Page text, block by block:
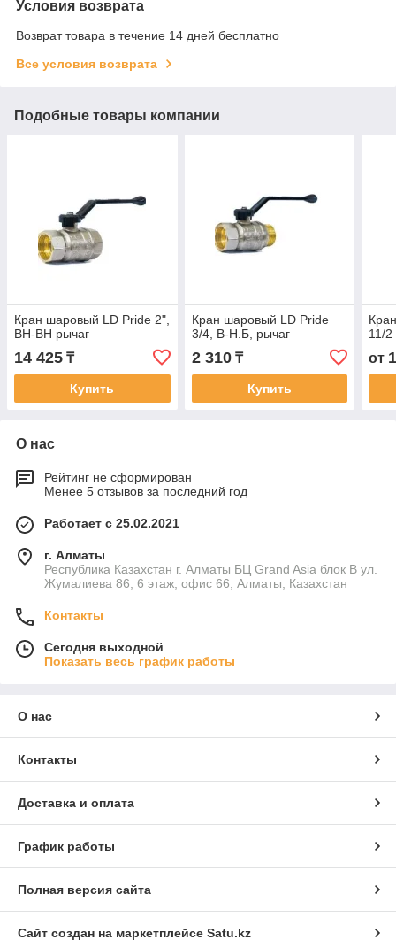
Условия возврата
Возврат товара в течение 14 дней бесплатно
Все условия возврата
Подобные товары компании
Кран шаровый LD Pride 2",
ВН-ВН рычаг
14 425 ₸
Купить
Кран шаровый LD Pride
3/4, В-Н.Б, рычаг
2 310₸
Купить
11/
от
О нас
Рейтинг не сформирован
Менее 5 отзывов за последний год
Работает с 25.02.2021
г. Алматы
Республика Казахстан г. Алматы БЦ Grand Asia блок B ул.
Жумалиева 86, 6 этаж, офис 66, Алматы, Казахстан
Контакты
Сегодня выходной
Показать весь график работы
О нас
Контакты
Доставка и оплата
График работы
Полная версия сайта
Сайт создан на маркетплейсе Satu.kz